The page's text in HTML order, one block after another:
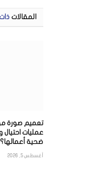
المقالات
تعميم صورة
عمليات
ضحية أعمالها؟
أغسطس 5, 2026